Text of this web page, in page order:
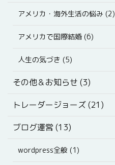
アメリカ・海外生活の悩み (2)
アメリカで国際結婚 (6)
人生の気づき (5)
その他＆お知らせ (3)
トレーダージョーズ (21)
ブログ運営 (13)
wordpress全般 (1)